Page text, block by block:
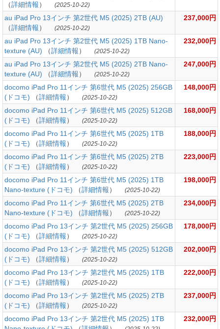
（詳細情報） (2025-10-22)
au iPad Pro 13インチ 第2世代 M5 (2025) 2TB (AU)
（詳細情報） (2025-10-22)
237,000円
au iPad Pro 13インチ 第2世代 M5 (2025) 1TB Nano-
texture (AU)
（詳細情報） (2025-10-22)
232,000円
au iPad Pro 13インチ 第2世代 M5 (2025) 2TB Nano-
texture (AU)
（詳細情報） (2025-10-22)
247,000円
docomo iPad Pro 11インチ 第6世代 M5 (2025) 256GB
(ドコモ)
（詳細情報） (2025-10-22)
148,000円
docomo iPad Pro 11インチ 第6世代 M5 (2025) 512GB
(ドコモ)
（詳細情報） (2025-10-22)
168,000円
docomo iPad Pro 11インチ 第6世代 M5 (2025) 1TB
(ドコモ)
（詳細情報） (2025-10-22)
188,000円
docomo iPad Pro 11インチ 第6世代 M5 (2025) 2TB
(ドコモ)
（詳細情報） (2025-10-22)
223,000円
docomo iPad Pro 11インチ 第6世代 M5 (2025) 1TB
Nano-texture (ドコモ)
（詳細情報） (2025-10-22)
198,000円
docomo iPad Pro 11インチ 第6世代 M5 (2025) 2TB
Nano-texture (ドコモ)
（詳細情報） (2025-10-22)
234,000円
docomo iPad Pro 13インチ 第2世代 M5 (2025) 256GB
(ドコモ)
（詳細情報） (2025-10-22)
178,000円
docomo iPad Pro 13インチ 第2世代 M5 (2025) 512GB
(ドコモ)
（詳細情報） (2025-10-22)
202,000円
docomo iPad Pro 13インチ 第2世代 M5 (2025) 1TB
(ドコモ)
（詳細情報） (2025-10-22)
222,000円
docomo iPad Pro 13インチ 第2世代 M5 (2025) 2TB
(ドコモ)
（詳細情報） (2025-10-22)
237,000円
docomo iPad Pro 13インチ 第2世代 M5 (2025) 1TB
232,000円